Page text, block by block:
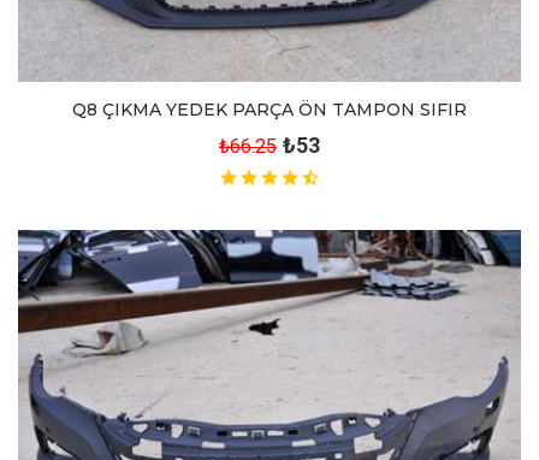
Q8 ÇIKMA YEDEK PARÇA ÖN TAMPON SIFIR
₺66.25 ₺53